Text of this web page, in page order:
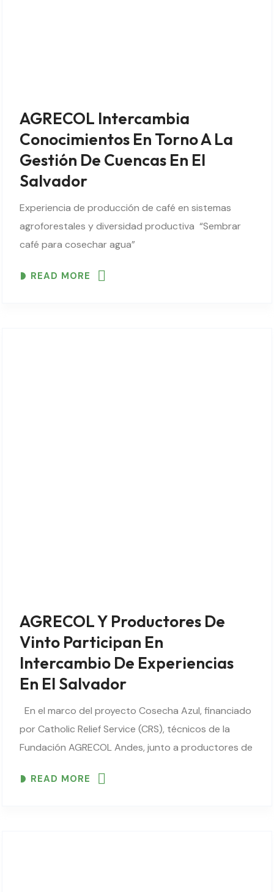
AGRECOL Intercambia
Conocimientos En Torno A La
Gestión De Cuencas En El
Salvador
Experiencia de producción de café en sistemas
agroforestales y diversidad productiva “Sembrar
café para cosechar agua”
READ MORE
AGRECOL Y Productores De
Vinto Participan En
Intercambio De Experiencias
En El Salvador
En el marco del proyecto Cosecha Azul, financiado
por Catholic Relief Service (CRS), técnicos de la
Fundación AGRECOL Andes, junto a productores de
intercambio de experiencias en el..
READ MORE